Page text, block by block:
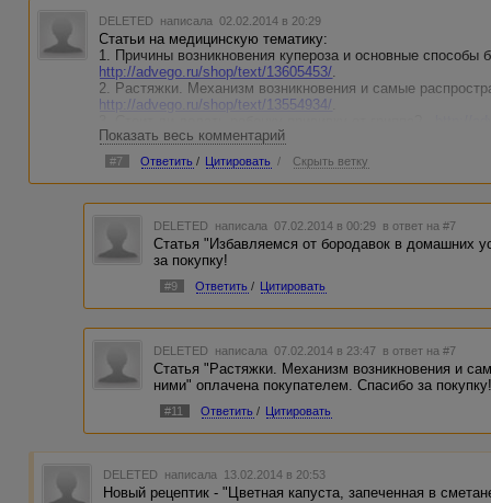
DELETED написала 02.02.2014 в 20:29
Статьи на медицинскую тематику:
1. Причины возникновения купероза и основные способы
http://advego.ru/shop/text/13605453/.
2. Растяжки. Механизм возникновения и самые
http://advego.ru/shop/text/13554934/
4. Избавляемся от бородавок в домашних условиях -
Показать весь комментарий
#7 Ответить / Цитировать / Скрыть ветку
DELETED написала 07.02.2014 в 00:29 в ответ на #7
Статья "Избавляемся от бородавок в домашних
за покупку!
#9 Ответить / Цитировать
DELETED написала 07.02.2014 в 23:47 в ответ на #7
Статья "Растяжки. Механизм возникновения и
ними" оплачена покупателем. Спасибо за
#11 Ответить / Цитировать
DELETED написала 13.02.2014 в 20:53
Новый рецептик - "Цветная капуста, запеченная в